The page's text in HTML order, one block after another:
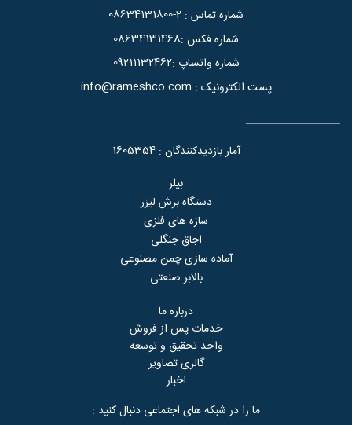
شماره تماس : 08634131800-2
شماره فکس :08634131468
شماره واتساپ :09211132462
پست الکترونیک : info@rameshco.com
آمار بازدیدکنندگان :1605354
بیلر
دستگاه برش لیزر
سازه های فلزی
اجاق جنگلی
آماده سازی چمن مصنوعی
بالابر صنعتی
درباره ما
خدمات پس از فروش
واحد تحقیق و توسعه
گالری تصاویر
اخبار
ما را در شبکه های اجتماعی دنبال کنید :